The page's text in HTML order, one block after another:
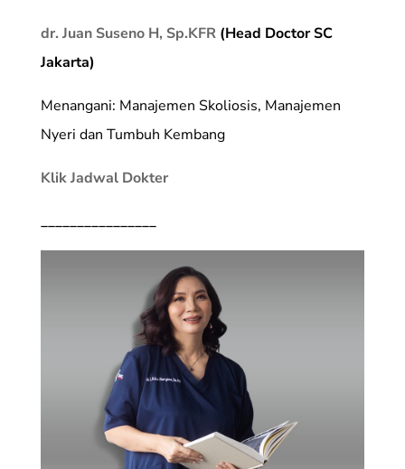
dr. Juan Suseno H, Sp.KFR(Head Doctor SC
Jakarta)
Menangani: Manajemen Skoliosis, Manajemen
Nyeri dan Tumbuh Kembang
Klik Jadwal Dokter
________________